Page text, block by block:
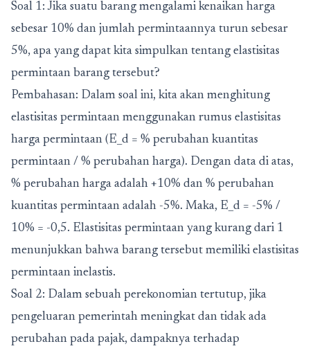
Soal 1: Jika suatu barang mengalami kenaikan harga
sebesar 10% dan jumlah permintaannya turun sebesar
5%, apa yang dapat kita simpulkan tentang elastisitas
permintaan barang tersebut?
Pembahasan: Dalam soal ini, kita akan menghitung
elastisitas permintaan menggunakan rumus elastisitas
harga permintaan (E_d = % perubahan kuantitas
permintaan / % perubahan harga). Dengan data di atas,
% perubahan harga adalah +10% dan % perubahan
kuantitas permintaan adalah -5%. Maka, E_d = -5% /
10% = -0,5. Elastisitas permintaan yang kurang dari 1
menunjukkan bahwa barang tersebut memiliki elastisitas
permintaan inelastis.
Soal 2: Dalam sebuah perekonomian tertutup, jika
pengeluaran pemerintah meningkat dan tidak ada
perubahan pada pajak, dampaknya terhadap